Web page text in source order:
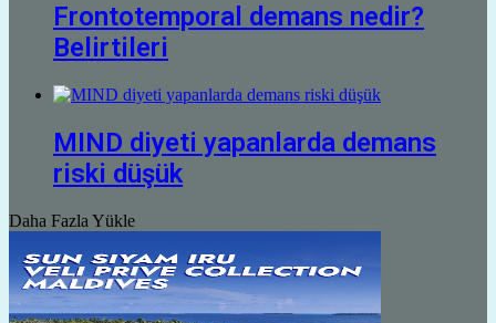
Frontotemporal demans nedir?
Belirtileri
MIND diyeti yapanlarda demans
riski düşük
Daha Fazla Yükle